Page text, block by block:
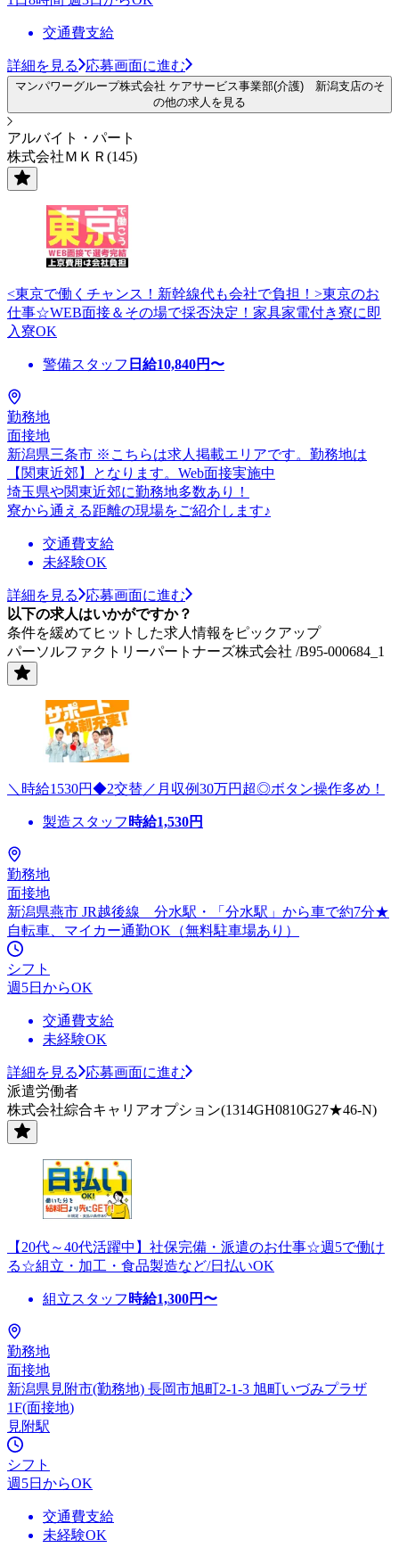
交通費支給
詳細を見る 応募画面に進む
マンパワーグループ株式会社 ケアサービス事業部(介護) 新潟支店のそ
の他の求人を見る
アルバイト・パート
株式会社ＭＫＲ(145)
<東京で働くチャンス！新幹線代も会社で負担！>東京のお
仕事☆WEB面接＆その場で採否決定！家具家電付き寮に即
入寮OK
警備スタッフ 日給10,840円〜
勤務地
面接地
新潟県三条市 ※こちらは求人掲載エリアです。勤務地は
【関東近郊】となります。Web面接実施中
埼玉県や関東近郊に勤務地多数あり！
寮から通える距離の現場をご紹介します♪
交通費支給
未経験OK
詳細を見る
応募画面に進む
以下の求人はいかがですか？
条件を緩めてヒットした求人情報をピックアップ
パーソルファクトリーパートナーズ株式会社 /B95-000684_1
＼時給1530円◆2交替／月収例30万円超◎ボタン操作多め！
製造スタッフ 時給1,530円
勤務地
面接地
新潟県燕市 JR越後線 分水駅・「分水駅」から車で約7分★
自転車、マイカー通勤OK（無料駐車場あり）
シフト
週5日からOK
交通費支給
未経験OK
詳細を見る
応募画面に進む
派遣労働者
株式会社綜合キャリアオプション(1314GH0810G27★46-N)
【20代～40代活躍中】社保完備・派遣のお仕事☆週5で働け
る☆組立・加工・食品製造など/日払いOK
組立スタッフ 時給1,300円〜
勤務地
面接地
新潟県見附市(勤務地) 長岡市旭町2-1-3 旭町いづみプラザ
1F(面接地)
見附駅
シフト
週5日からOK
交通費支給
未経験OK